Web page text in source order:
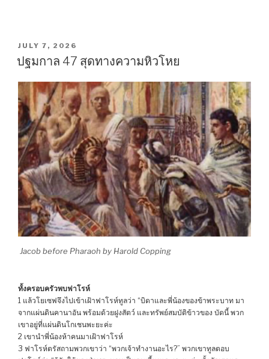
POSTED
ON
JULY 7, 2026
ปฐมกาล 47 สุดทางความหิวโหย
Jacob before Pharaoh by Harold Copping
ทั้งครอบครัวพบฟาโรห์
1 แล้วโยเซฟจึงไปเข้าเฝ้าฟาโรห์ทูลว่า “บิดาและพี่น้องของข้าพระบาท มา
จากแผ่นดินคานาอัน พร้อมด้วยฝูงสัตว์ และทรัพย์สมบัติข้าวของ บัดนี้ พวก
เขาอยู่ที่แผ่นดินโกเชนพะยะค่ะ
2 เขานำพี่น้องห้าคนมาเฝ้าฟาโรห์
3 ฟาโรห์ตรัสถามพวกเขาว่า “พวกเจ้าทำงานอะไร?” พวกเขาทูลตอบ